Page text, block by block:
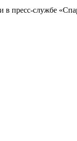
пресс‑службе